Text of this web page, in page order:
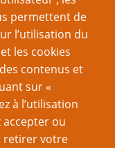
permettent de
l’utilisation du
les cookies
contenus et
sur «
à l’utilisation
accepter ou
retirer votre
PTGPTB de